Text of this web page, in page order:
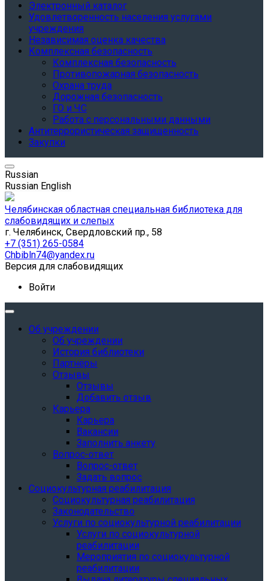
Электронный каталог
Удовлетворенность населения услугами
учреждения
Независимая оценка качества
Комплексная безопасность
Комплексная безопасность
Противопожарная безопасность
Охрана труда
Дорожная безопасность
ГО и ЧС
Работа с персональными данными
Антитеррористическая защищенность
Закупки
Russian
Russian English
Челябинская областная специальная библиотека для
слабовидящих и слепых
г. Челябинск, Свердловский пр., 58
+7 (351) 265-0584
Chbibln74@yandex.ru
Версия для слабовидящих
Войти
Об учреждении
Об учреждении
История библиотеки
Партнёры
Отзывы
Отзывы
Добавить отзыв
Карьера
Карьера
Вакансии
Заполнить анкету
Вопрос-ответ
Вопрос-ответ
Задать вопрос
Социокультурная реабилитация
Социокультурная реабилитация
Законодательство
Услуги по социокультурной реабилитации
Услуги по социокультурной
реабилитации
Мероприятия по социокультурной
реабилитации